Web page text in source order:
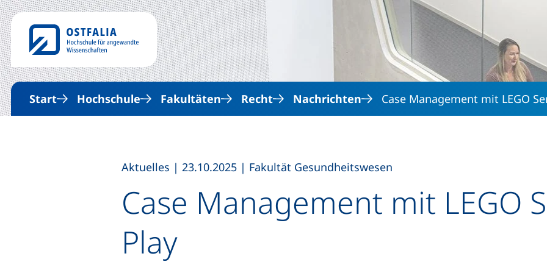
Direkt zum Inhalt
Start Hochschule Fakultäten Recht Nachrichten Case Management mit LEGO
Case Management mit LEGO
Play
Aktuelles | 23.10.2025 | Fakultät Gesundheitswesen